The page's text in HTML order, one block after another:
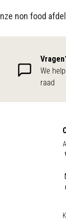
non food
We
raad